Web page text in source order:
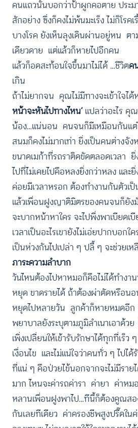
คนแถวนั้นบอกว่าป้าผูกคอตาย ประม
สักอย่าง ซึ่งก็คงไม่พ้นมะเร็ง ไม่ก็โรค
บางโรค ยังเห็นลุงเดินผ่านอยู่หน ต
เดียวดาย แต่แล้วก็หายไปอีกคน
แล้วก็อดสะท้อนใจขึ้นมาไม่ได้ …ชีวิตค
เกิน
ถ้าไม่ยากจน คุณไม่มีทางจะเข้าใจได้
หน้าจะหันไปทางไหน’แปลว่าอะไร
น้อง…แน่นอน คนจนก็มีเหมือนกันแ
สนมก็คงไม่มากเท่า ยิ่งเป็นคนต่างจัง
ขนาดเมก้าที่รถราติดขัดตลอดเวลา ยิ่
ไปที่ไม่เคยไปคือหลงยิ่งกว่าหลง และ
ค่อยมีเวลาหรอก ต้องทำงานกันตัวเป็
แล้วเพื่อนฝูงญาติมิตรของคนจนก็ยั
จะบากหน้าหาใคร จะไปพึ่งพาเบียด
เวลาเป็นอะไรเขายังไม่เอ่ยปากบอก
เป็นห่วงกันไปเปล่า ๆ ปลี้ ๆ จะช่วยเ
ภาระความลำบาก
วันไหนต้องไปหาหมอก็คือไม่ได้ทำงา
หยุด ขาดรายได้ ถ้าต้องผ่าตัดหรือน
หยุดไปหลายวัน ลูกค้าก็หายหมดอี
พยาบาลยังระบุตามภูมิลำเนาเอาด้ว
เพิ่งเปลี่ยนให้เข้ารับรักษาได้ทุกที่เร็ว
เงื่อนไข และไม่แน่ใจว่าคนทั่ว ๆ ไปไ
ที่แน่ ๆ คือป่วยไข้นอกจากจะไม่มีรา
มาก ไหนจะค่ารถค่ารา ค่ายา ค่าห
หลานเพื่อนฝูงพาไป…ทีนี้ก็ต้องคูณส
กันเลยทีเดียว ค่าครองชีพสูงปรี๊ดในค่